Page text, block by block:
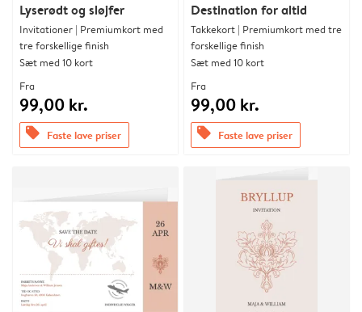
Lyserødt og sløjfer
Invitationer | Premiumkort med
tre forskellige finish
Sæt med 10 kort
Fra
99,00 kr.
offers Faste lave priser
Destination for altid
Takkekort | Premiumkort med tre
forskellige finish
Sæt med 10 kort
Fra
99,00 kr.
offers Faste lave priser